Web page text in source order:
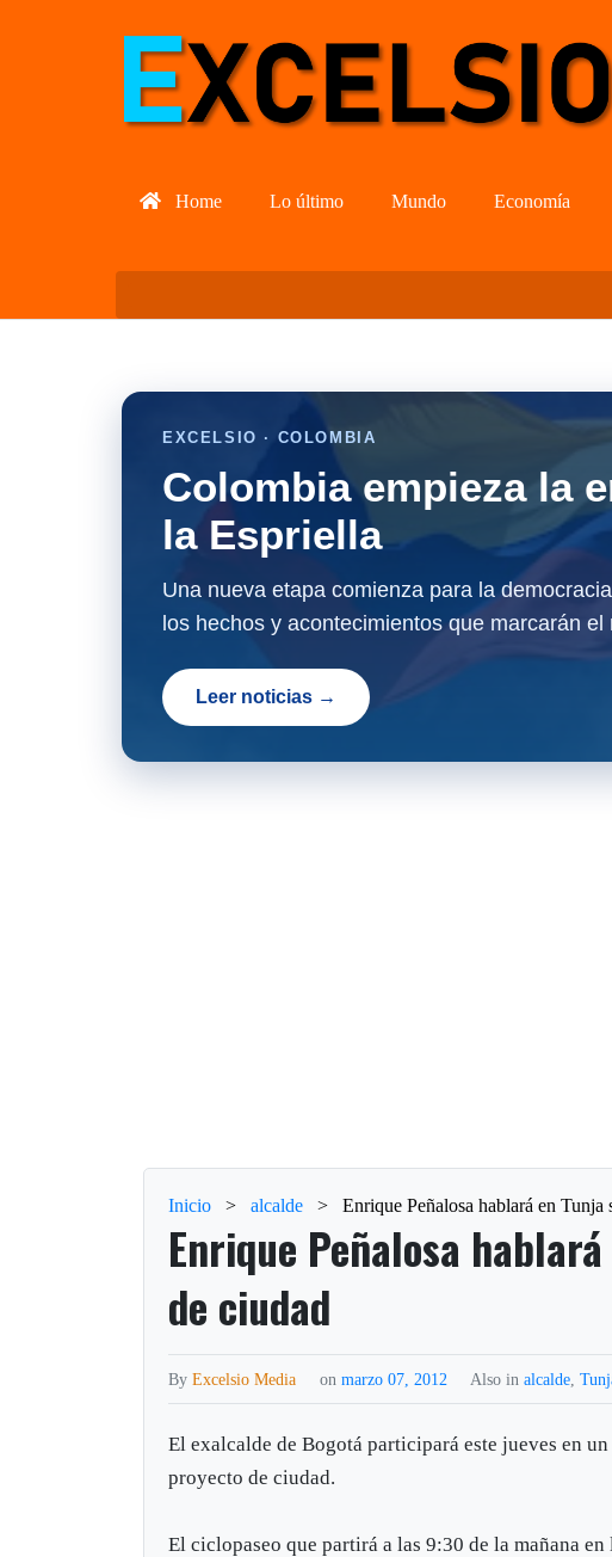
Home Lo último Mundo Economía
EXCELSIO · COLOMBIA
Colombia empieza la
la Espriella
Una nueva etapa comienza para la
los hechos y acontecimientos que marcarán el
Leer noticias →
Inicio > alcalde > Enrique Peñalosa hablará en
Enrique Peñalosa
de ciudad
ByExcelsio Media onmarzo 07, 2012 Also inalcalde ,
El exalcalde de Bogotá participará este jueves en
proyecto de ciudad.
El ciclopaseo que partirá a las 9:30 de la mañana